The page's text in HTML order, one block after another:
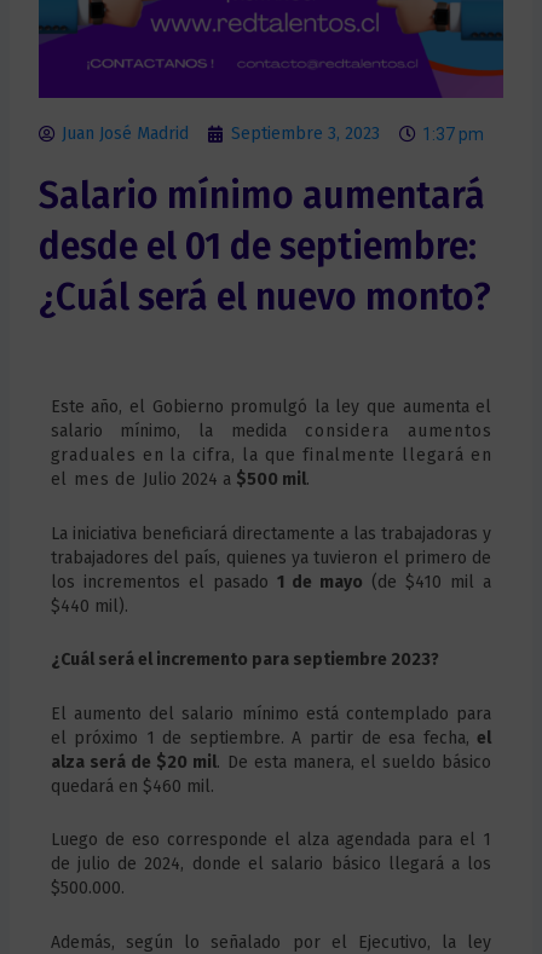
Juan José Madrid Septiembre 3, 2023 1:37 pm
Salario mínimo aumentará
desde el 01 de septiembre:
¿Cuál será el nuevo monto?
Este año, el Gobierno promulgó la ley que aumenta el
salario mínimo, la medida considera aumentos
graduales en la cifra, la que finalmente llegará en
el mes de Julio 2024 a $500 mil.
La iniciativa beneficiará directamente a las trabajadoras y
trabajadores del país, quienes ya tuvieron el primero de
los incrementos el pasado 1 de mayo (de $410 mil a
$440 mil).
¿Cuál será el incremento para septiembre 2023?
El aumento del salario mínimo está contemplado para
el próximo 1 de septiembre. A partir de esa fecha,el
alza será de $20 mil. De esta manera, el sueldo básico
quedará en $460 mil.
Luego de eso corresponde el alza agendada para el 1
de julio de 2024, donde el salario básico llegará a los
$500.000.
Además, según lo señalado por el Ejecutivo, la ley